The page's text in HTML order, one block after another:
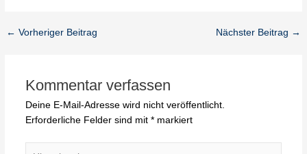
← Vorheriger Beitrag Nächster Beitrag →
Kommentar verfassen
Deine E-Mail-Adresse wird nicht veröffentlicht.
Erforderliche Felder sind mit *markiert